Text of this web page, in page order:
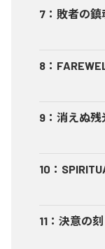
7 ： 敗者の鎮
8 ：
9 ： 消えぬ残
10 ：
11 ： 決意の刻